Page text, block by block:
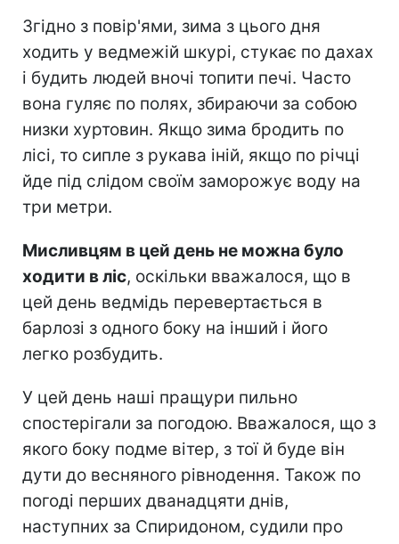
Згідно з повір'ями, зима з цього дня
ходить у ведмежій шкурі, стукає по дахах
і будить людей вночі топити печі. Часто
вона гуляє по полях, збираючи за собою
низки хуртовин. Якщо зима бродить по
лісі, то сипле з рукава іній, якщо по річці
йде під слідом своїм заморожує воду на
три метри.
Мисливцям в цей день не можна було
ходити в ліс, оскільки вважалося, що в
цей день ведмідь перевертається в
барлозі з одного боку на інший і його
легко розбудить.
У цей день наші пращури пильно
спостерігали за погодою. Вважалося, що з
якого боку подме вітер, з тої й буде він
дути до весняного рівнодення. Також по
погоді перших дванадцяти днів,
наступних за Спиридоном, судили про